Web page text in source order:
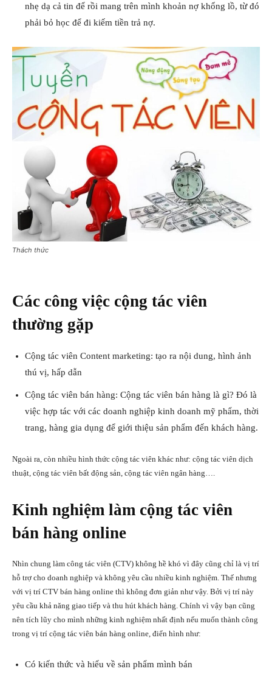
nhẹ dạ cả tin để rồi mang trên mình khoản nợ khổng lồ, từ đó
phải bỏ học để đi kiếm tiền trả nợ.
Thách thức
Các công việc cộng tác viên
thường gặp
Cộng tác viên Content marketing: tạo ra nội dung, hình ảnh
thú vị, hấp dẫn
Cộng tác viên bán hàng: Cộng tác viên bán hàng là gì? Đó là
việc hợp tác với các doanh nghiệp kinh doanh mỹ phẩm, thời
trang, hàng gia dụng để giới thiệu sản phẩm đến khách hàng.
Ngoài ra, còn nhiều hình thức cộng tác viên khác như: cộng tác viên dịch
thuật, cộng tác viên bất động sản, cộng tác viên ngân hàng….
Kinh nghiệm làm cộng tác viên
bán hàng online
Nhìn chung làm công tác viên (CTV) không hề khó vì đây cũng chỉ là vị trí
hỗ trợ cho doanh nghiệp và không yêu cầu nhiều kinh nghiệm. Thế nhưng
với vị trí CTV bán hàng online thì không đơn giản như vậy. Bởi vị trí này
yêu cầu khả năng giao tiếp và thu hút khách hàng. Chính vì vậy bạn cũng
nên tích lũy cho mình những kinh nghiệm nhất định nếu muốn thành công
trong vị trí cộng tác viên bán hàng online, điển hình như:
Có kiến thức và hiểu về sản phẩm mình bán